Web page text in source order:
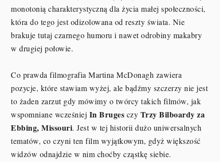
monotonią charakterystyczną dla życia małej społeczności,
która do tego jest odizolowana od reszty świata. Nie
brakuje tutaj czarnego humoru i nawet odrobiny makabry
w drugiej połowie.
Co prawda filmografia Martina McDonagh zawiera
pozycje, które stawiam wyżej, ale bądźmy szczerzy nie jest
to żaden zarzut gdy mówimy o twórcy takich filmów, jak
wspomniane wcześniej In Bruges czy Trzy Bilboardy za
Ebbing, Missouri. Jest w tej historii dużo uniwersalnych
tematów, co czyni ten film wyjątkowym, gdyż większość
widzów odnajdzie w nim choćby cząstkę siebie.